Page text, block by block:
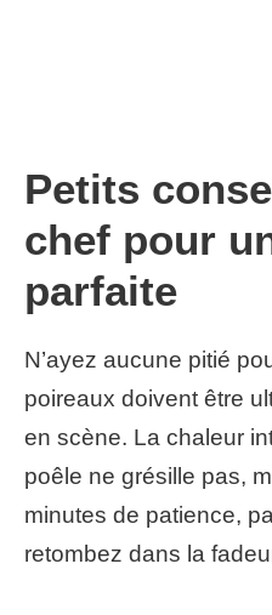
Petits
chef pour
parfaite
N’ayez aucune pitié
poireaux doivent être
en scène. La chaleur
poêle ne grésille pas,
minutes de patience,
retombez dans la